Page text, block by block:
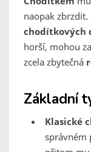
naopak
chodítkových
horší, mohou
zcela zbytečná
Základní
Klasické
správném